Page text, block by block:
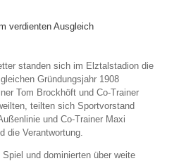
verdienten Ausgleich
standen sich im Elztalstadion die
Gründungsjahr 1908
Tom Brockhöft und Co-Trainer
teilten sich Sportvorstand
und Co-Trainer Maxi
die Verantwortung.
und dominierten über weite